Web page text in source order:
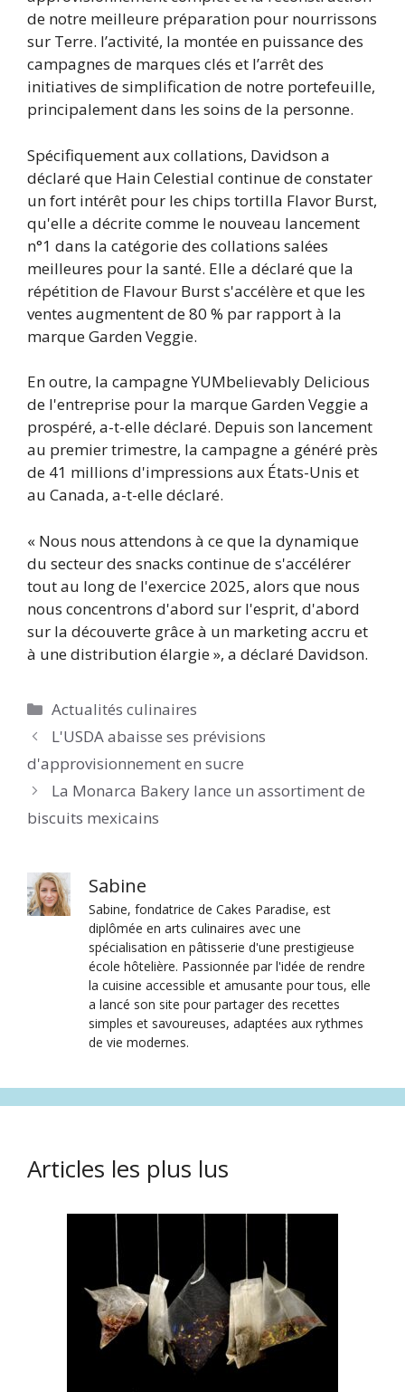
de notre meilleure préparation pour nourrissons
sur Terre. l’activité, la montée en puissance des
campagnes de marques clés et l’arrêt des
initiatives de simplification de notre portefeuille,
principalement dans les soins de la personne.
Spécifiquement aux collations, Davidson a
déclaré que Hain Celestial continue de constater
un fort intérêt pour les chips tortilla Flavor Burst,
qu'elle a décrite comme le nouveau lancement
n°1 dans la catégorie des collations salées
meilleures pour la santé. Elle a déclaré que la
répétition de Flavour Burst s'accélère et que les
ventes augmentent de 80 % par rapport à la
marque Garden Veggie.
En outre, la campagne YUMbelievably Delicious
de l'entreprise pour la marque Garden Veggie a
prospéré, a-t-elle déclaré. Depuis son lancement
au premier trimestre, la campagne a généré près
de 41 millions d'impressions aux États-Unis et
au Canada, a-t-elle déclaré.
« Nous nous attendons à ce que la dynamique
du secteur des snacks continue de s'accélérer
tout au long de l'exercice 2025, alors que nous
nous concentrons d'abord sur l'esprit, d'abord
sur la découverte grâce à un marketing accru et
à une distribution élargie », a déclaré Davidson.
Catégories
Actualités culinaires
L'USDA abaisse ses prévisions
d'approvisionnement en sucre
La Monarca Bakery lance un assortiment de
biscuits mexicains
Sabine
Sabine, fondatrice de Cakes Paradise, est
diplômée en arts culinaires avec une
spécialisation en pâtisserie d'une prestigieuse
école hôtelière. Passionnée par l'idée de rendre
la cuisine accessible et amusante pour tous, elle
a lancé son site pour partager des recettes
simples et savoureuses, adaptées aux rythmes
de vie modernes.
Articles les plus lus